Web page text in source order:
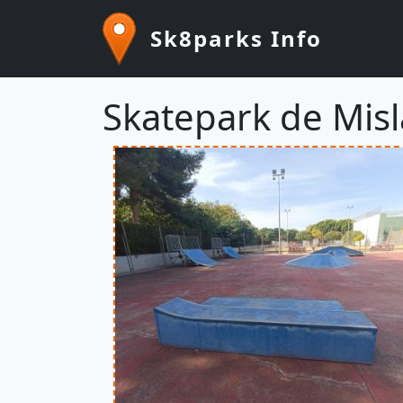
Pasar al contenido principal
Sk8parks Info
Skatepark de